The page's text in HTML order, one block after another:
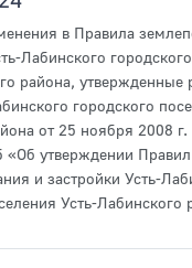
в Правила
Лабинского
района, утвержденные
городского
от 25 ноября 2008
утверждении Правил
и застройки Усть-
Усть-Лабинского